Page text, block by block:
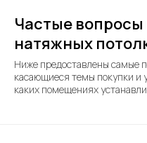
Частые вопросы
натяжных
Ниже предоставлены самые
касающиеся темы покупки и
каких помещениях